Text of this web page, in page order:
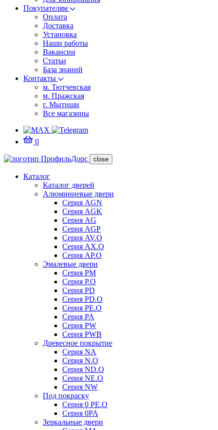
Покупателям
Оплата
Доставка
Установка
Наши работы
Вакансии
Статьи
База знаний
Контакты
м. Тютчевская
м. Пражская
г. Мытищи
Все магазины
0
close
Каталог
Каталог дверей
Алюминиевые двери
Серия AGN
Серия AGK
Серия AG
Серия AGP
Серия AV.O
Серия AX.O
Серия AP.O
Эмалевые двери
Серия PM
Серия P.O
Серия PD
Серия PD.O
Серия PE.O
Серия PA
Серия PW
Серия PWB
Древесное покрытие
Серия NA
Серия N.O
Серия ND.O
Серия NE.O
Серия NW
Под покраску
Серия 0 PE.O
Серия 0PA
Зеркальные двери